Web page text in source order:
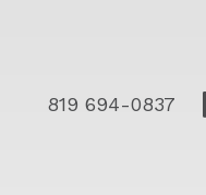
819 694-0837